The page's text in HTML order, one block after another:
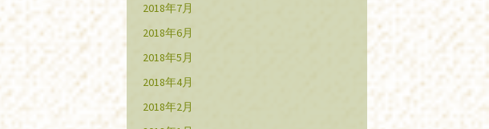
2018年7月
2018年6月
2018年5月
2018年4月
2018年2月